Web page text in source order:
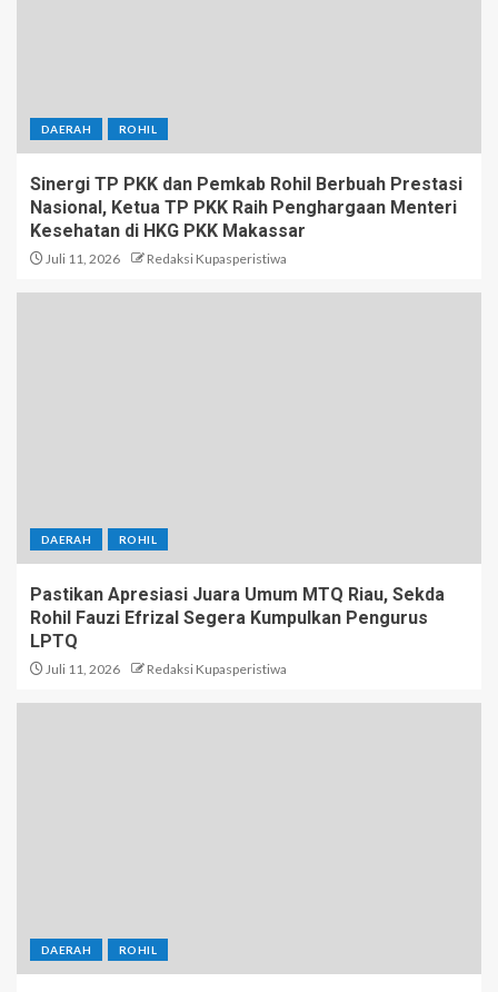
DAERAH ROHIL
Sinergi TP PKK dan Pemkab Rohil Berbuah Prestasi
Nasional, Ketua TP PKK Raih Penghargaan Menteri
Kesehatan di HKG PKK Makassar
Juli 11, 2026 Redaksi Kupasperistiwa
DAERAH ROHIL
Pastikan Apresiasi Juara Umum MTQ Riau, Sekda
Rohil Fauzi Efrizal Segera Kumpulkan Pengurus
LPTQ
Juli 11, 2026 Redaksi Kupasperistiwa
DAERAH ROHIL